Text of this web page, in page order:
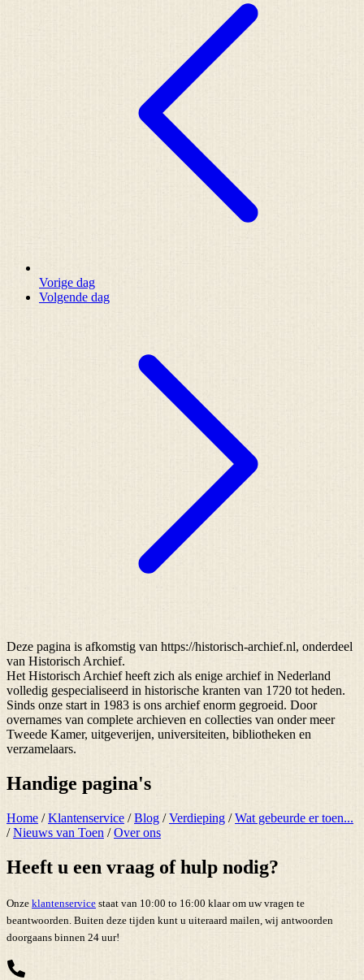
Vorige dag
Volgende dag
Deze pagina is afkomstig van https://historisch-archief.nl, onderdeel
van Historisch Archief.
Het Historisch Archief heeft zich als enige archief in Nederland
volledig gespecialiseerd in historische kranten van 1720 tot heden.
Sinds onze start in 1983 is ons archief enorm gegroeid. Door
overnames van complete archieven en collecties van onder meer
Tweede Kamer, uitgeverijen, universiteiten, bibliotheken en
verzamelaars.
Handige pagina's
Home /Klantenservice /Blog /Verdieping /Wat gebeurde er toen...
/Nieuws van Toen /Over ons
Heeft u een vraag of hulp nodig?
Onze klantenservice staat van 10:00 to 16:00 klaar om uw vragen te
beantwoorden. Buiten deze tijden kunt u uiteraard mailen, wij antwoorden
doorgaans binnen 24 uur!